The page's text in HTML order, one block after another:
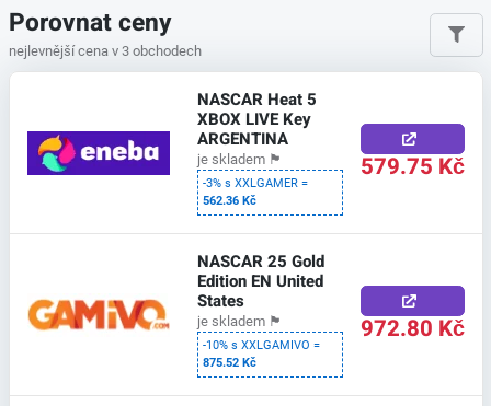
Porovnat ceny
nejlevnější cena v 3 obchodech
NASCAR Heat 5
XBOX LIVE Key
ARGENTINA
je skladem 🏴
-3% s XXLGAMER =
562.36 Kč
579.75 Kč
NASCAR 25 Gold
Edition EN United
States
je skladem 🏴
-10% s XXLGAMIVO =
875.52 Kč
972.80 Kč